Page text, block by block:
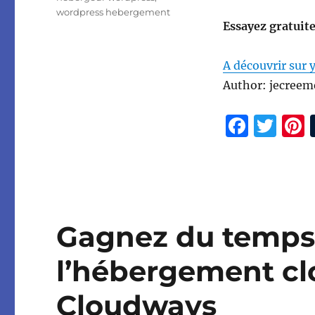
Essayez
A découvrir sur
Author:
F
o
o
k
T
wordpress hebergement
Gagnez du
l’hébergement
Cloudways